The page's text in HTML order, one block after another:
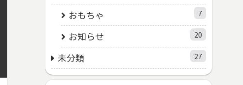
おもちゃ 7
お知らせ 20
未分類 27